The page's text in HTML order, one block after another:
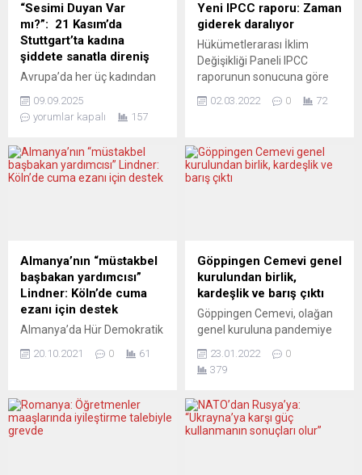
“Sesimi Duyan Var
mı?”: 21 Kasım’da
Stuttgart’ta kadına
şiddete sanatla direniş
Avrupa’da her üç kadından
şiddete maruz kalırken,
Almanya’da her üç günde
partneri tarafından
öldürülüyor. “Aile trajedisi”
gelen Türk kültür ve sanat
derneği Turkuaz
e.V.’yı harekete geçirdi.
RUHSAR GÜMÜŞDAL...
09.09.2025
yorumlar kapalı
157
Yeni IPCC raporu: Zaman
giderek daralıyor
Hükümetlerarası İklim
Değişikliği Paneli IPCC
raporunun sonucuna göre
değişikliğine bir sınır
ayrıca aşırı hava koşullarının
ve çökmekte olan
Şimdiye kadarki çabaların
hiçbir şekilde yeterli
olmadığına, değişiklikler...
02.03.2022 0 72
Almanya’nın “müstakbel
başbakan yardımcısı”
Lindner: Köln’de cuma
ezanı için destek
Almanya’da Hür Demokratik
Christian Lindner, Köln’de
kararına, “din özgürlüğünün
bir parçası” ifadeleriyle
20.10.2021 0 61
Göppingen Cemevi genel
kurulundan birlik,
kardeşlik ve barış çıktı
Göppingen Cemevi, olağan
genel kuruluna pandemiye
gösterdiği gözlendi. Genel
kurul sevgi, saygı, birlik,
mesajlarının verildiği bir
ortamda gerçekleştirildi.
23.01.2022
0
379